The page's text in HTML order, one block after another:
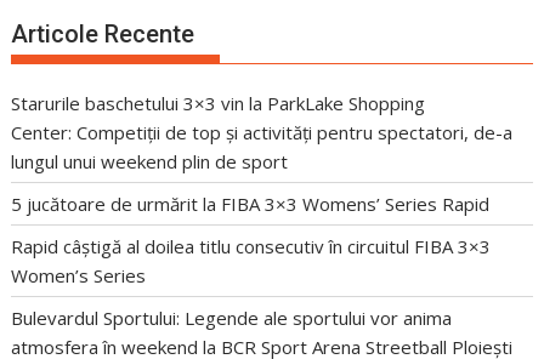
Articole Recente
Starurile baschetului 3×3 vin la ParkLake Shopping
Center: Competiții de top și activități pentru spectatori, de-a
lungul unui weekend plin de sport
5 jucătoare de urmărit la FIBA 3×3 Womens’ Series Rapid
Rapid câștigă al doilea titlu consecutiv în circuitul FIBA 3×3
Women’s Series
Bulevardul Sportului: Legende ale sportului vor anima
atmosfera în weekend la BCR Sport Arena Streetball Ploiești